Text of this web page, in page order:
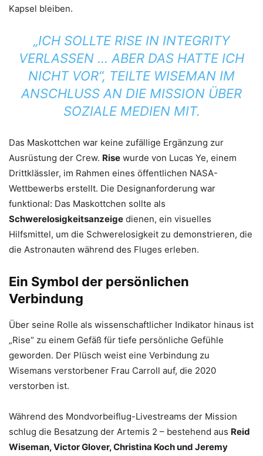
Kapsel bleiben.
„ICH SOLLTE RISE IN INTEGRITY
VERLASSEN … ABER DAS HATTE ICH
NICHT VOR“, TEILTE WISEMAN IM
ANSCHLUSS AN DIE MISSION ÜBER
SOZIALE MEDIEN MIT.
Das Maskottchen war keine zufällige Ergänzung zur
Ausrüstung der Crew. Rise wurde von Lucas Ye, einem
Drittklässler, im Rahmen eines öffentlichen NASA-
Wettbewerbs erstellt. Die Designanforderung war
funktional: Das Maskottchen sollte als
Schwerelosigkeitsanzeige dienen, ein visuelles
Hilfsmittel, um die Schwerelosigkeit zu demonstrieren, die
die Astronauten während des Fluges erleben.
Ein Symbol der persönlichen
Verbindung
Über seine Rolle als wissenschaftlicher Indikator hinaus ist
„Rise“ zu einem Gefäß für tiefe persönliche Gefühle
geworden. Der Plüsch weist eine Verbindung zu
Wisemans verstorbener Frau Carroll auf, die 2020
verstorben ist.
Während des Mondvorbeiflug-Livestreams der Mission
schlug die Besatzung der Artemis 2 – bestehend aus Reid
Wiseman, Victor Glover, Christina Koch und Jeremy